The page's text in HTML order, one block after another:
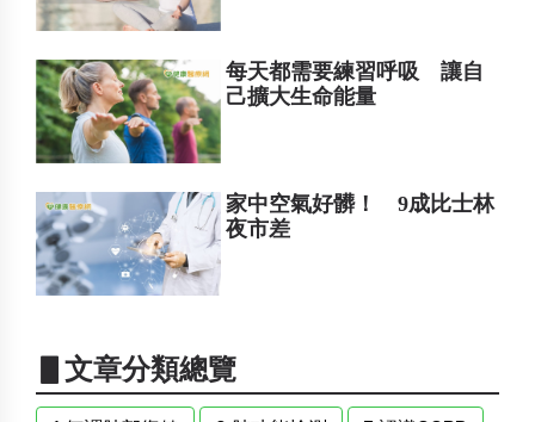
每天都需要練習呼吸 讓自
己擴大生命能量
家中空氣好髒！ 9成比士林
夜市差
▋文章分類總覽